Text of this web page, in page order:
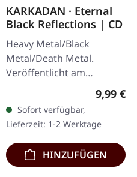
KARKADAN · Eternal
Black Reflections | CD
Heavy Metal/Black
Metal/Death Metal.
Veröffentlicht am
19.01.2002, auf Supreme
Chaos Records. CD im
Jewelcase. Neuauflage mit
neuem Artwork,…
9,99 €
Sofort verfügbar,
Lieferzeit: 1-2 Werktage
HINZUFÜGEN